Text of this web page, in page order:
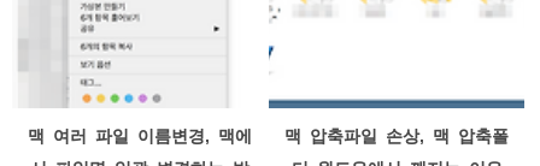
맥 여러 파일 이름변경, 맥에
맥 압축파일 손상, 맥 압축폴